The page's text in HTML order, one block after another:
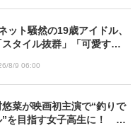
ット騒然の19歳アイドル、
タイル抜群」「可愛すぎ
8/9 06:00
菜が映画初主演で“釣りで
”を目指す女子高生に！ 映